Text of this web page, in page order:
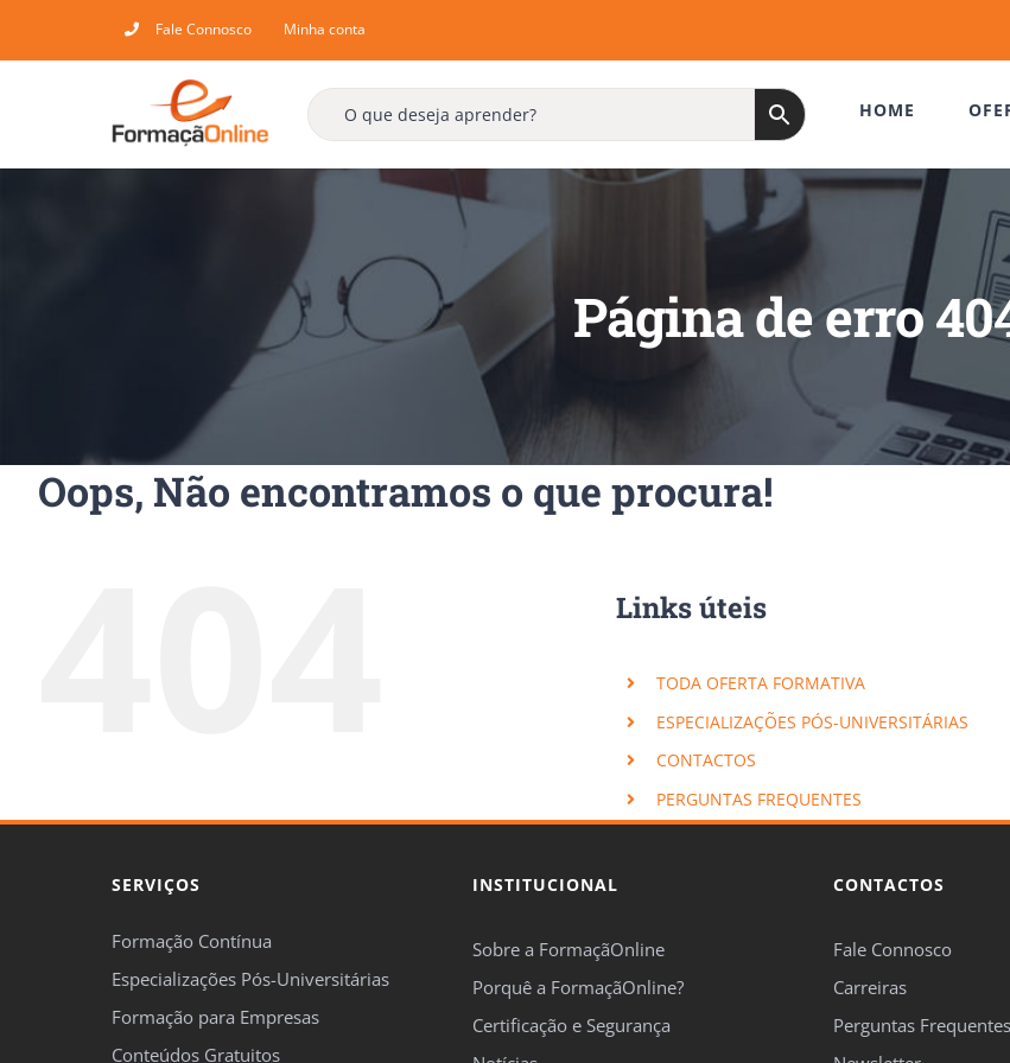
to
Fale Connosco Minha conta
HOME
Página de erro
Oops, Não encontramos o que procura!
Links úteis
TODA OFERTA FORMATIVA
ESPECIALIZAÇÕES PÓS-UNIVERSITÁRIAS
CONTACTOS
PERGUNTAS FREQUENTES
SERVIÇOS
Formação Contínua
Especializações Pós-Universitárias
Formação para Empresas
Conteúdos Gratuitos
INSTITUCIONAL
Sobre a FormaçãOnline
Porquê a FormaçãOnline?
Certificação e Segurança
CONTACTOS
Fale Connosco
Carreiras
Perguntas Frequentes